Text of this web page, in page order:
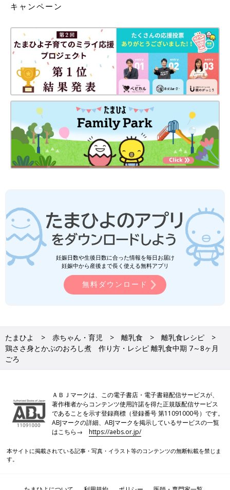
忙しいママ&パパのためのフリージング離乳食 (ベネッセ・ムッ
ク たまひよブックス)
いつから？進め方は？初期から完了期まで 食材・レシピも動画
で分かる きほんの離乳食
キャンペーン
妊娠日数や生後日数に合った情報を毎日お届け
妊娠中から産後まで長く使える無料アプリ
無料ダウンロード
たまひよ 赤ちゃん・育児 離乳食
離乳食レシピ
鶏ささ身とかぶのおろし煮 作り方・レシピ 離乳食中期 7～8ヶ月
ごろ
ＡＢＪマークは、この電子書店・電子書籍配信サービスが、
著作権者からコンテンツ使用許諾を得た正規版配信サービス
であることを示す登録商標（登録番号 第11091000号）です。
ABJマークの詳細、ABJマークを掲示しているサービスの一覧
はこちら→https://aebs.or.jp/
本サイトに掲載されている記事・写真・イラスト等のコンテンツの無断転載を禁じま
す。